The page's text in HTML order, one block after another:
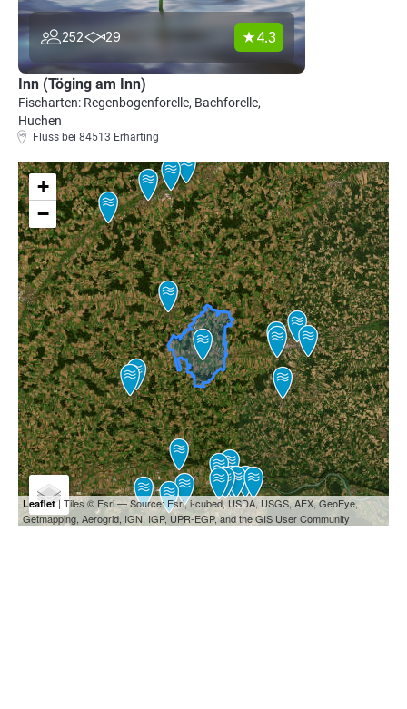
252 29 4.3
Inn (Töging am Inn)
Fischarten: Regenbogenforelle, Bachforelle,
Huchen
Fluss bei 84513 Erharting
+
−
Leaflet| Tiles © Esri — Source: Esri, i-cubed, USDA, USGS, AEX, GeoEye,
Getmapping, Aerogrid, IGN, IGP, UPR-EGP, and the GIS User Community